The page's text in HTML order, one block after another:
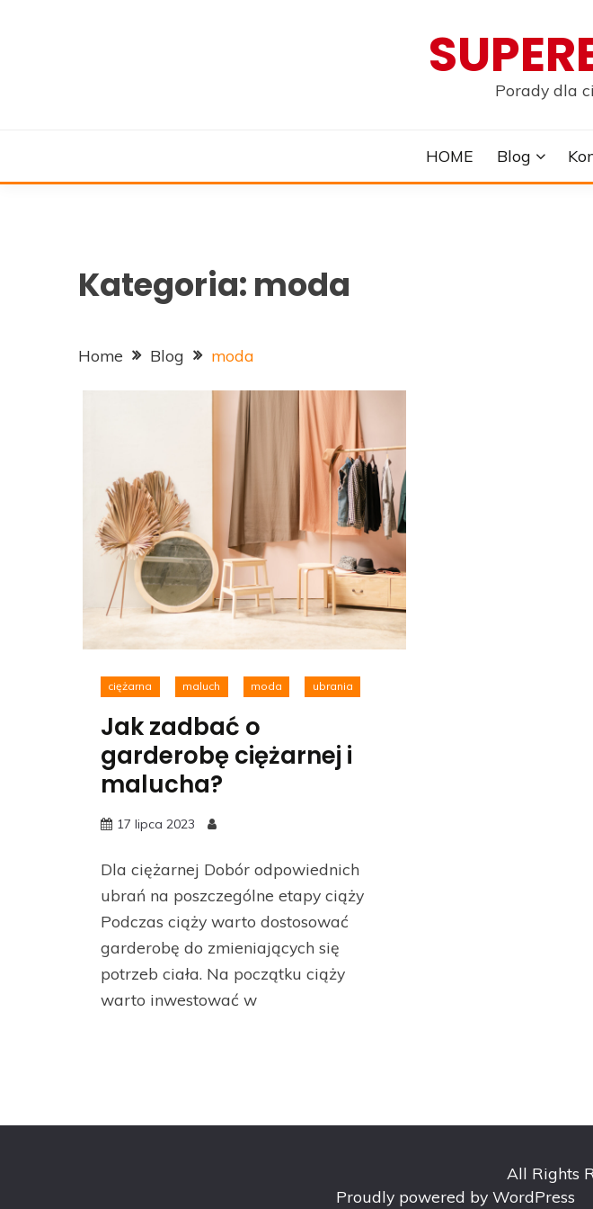
Porady dla
HOME Blog
Kategoria: moda
Home Blog moda
ciężarna maluch moda ubrania
Jak zadbać o
garderobę ciężarnej i
malucha?
17 lipca 2023
Dla ciężarnej Dobór odpowiednich
ubrań na poszczególne etapy ciąży
Podczas ciąży warto dostosować
garderobę do zmieniających się
potrzeb ciała. Na początku ciąży
warto inwestować w
All Rights
Proudly powered by WordPress